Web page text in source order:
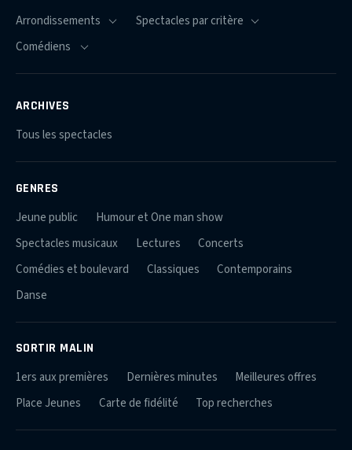
ARCHIVES
Tous les spectacles
GENRES
Jeune public
Humour et One man show
Spectacles musicaux
Lectures
Concerts
Comédies et boulevard
Classiques
Contemporains
Danse
SORTIR MALIN
1ers aux premières Dernières minutes
Meilleures offres
Place Jeunes
Carte de fidélité Top recherches